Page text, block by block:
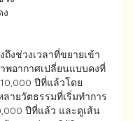
ง
ถึงช่วงเวลาที่ขยายเข้า
พอากาศเปลี่ยนแบบคงที่
ปีที่แล้วโดย
ายวัตธรรมที่เริ่มทำการ
ปีที่แล้ว และดูเส้น